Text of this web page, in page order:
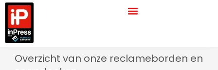
Ga
naar
de
inhoud
Overzicht van onze reclameborden en